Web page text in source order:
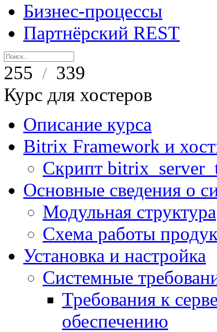
Бизнес-процессы
Партнёрский REST
255 / 339
Курс для хостеров
Описание курса
Bitrix Framework и
Скрипт
Основные сведения о
Модульная структура
Схема работы
Установка и настройка
Системные
Требования к
обеспечению